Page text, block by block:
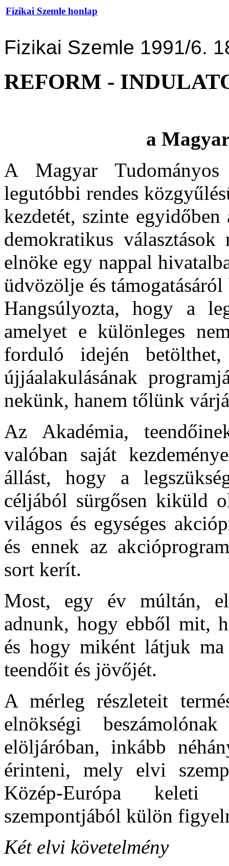
Fizikai Szemle honlap
Fizikai Szemle 1991/6.
REFORM -
a
A Magyar
legutóbbi rendes
kezdetét, szinte
demokratikus
elnöke egy nappal
üdvözölje és
Hangsúlyozta, hogy a
amelyet e különleges
forduló idején
újjáalakulásának
nekünk, hanem tőlünk
Az Akadémia,
valóban saját
állást, hogy a
céljából sürgősen kiküld
világos és egységes
és ennek az
sort kerít.
Most, egy év múltán,
adnunk, hogy ebből mit,
és hogy miként látjuk
teendőit és jövőjét.
A mérleg részleteit
elnökségi
elöljáróban, inkább
érinteni, mely elvi
Közép-Európa
szempontjából külön
Két elvi követelmény